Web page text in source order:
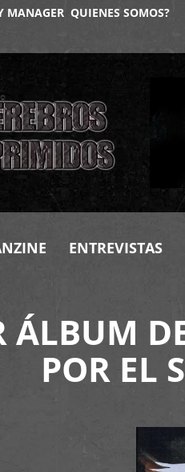
MANAGER QUIENES SOMOS?
ENTREVISTAS
ÁLBUM
POR EL